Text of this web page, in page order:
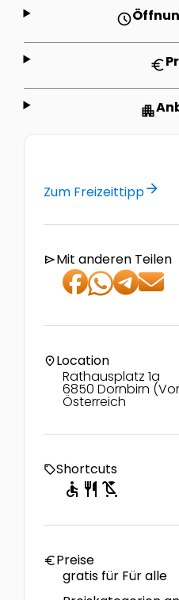
schedule
euro
apartment
Zum Freizeittipparrow_forward
sendMit anderen Teilen
location_onLocation
Rathausplatz 1a
6850 Dornbirn
Österreich
local_offerShortcuts
accessible restaurant child_friendly
euroPreise
gratis für Für alle